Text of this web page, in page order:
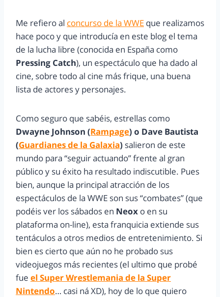
Me refiero al concurso de la WWE que realizamos
hace poco y que introducía en este blog el tema
de la lucha libre (conocida en España como
Pressing Catch), un espectáculo que ha dado al
cine, sobre todo al cine más frique, una buena
lista de actores y personajes.
Como seguro que sabéis, estrellas como
Dwayne Johnson (Rampage) o Dave Bautista
(Guardianes de la Galaxia) salieron de este
mundo para “seguir actuando” frente al gran
público y su éxito ha resultado indiscutible. Pues
bien, aunque la principal atracción de los
espectáculos de la WWE son sus “combates” (que
podéis ver los sábados en Neox o en su
plataforma on-line), esta franquicia extiende sus
tentáculos a otros medios de entretenimiento. Si
bien es cierto que aún no he probado sus
videojuegos más recientes (el ultimo que probé
fue el Super Wrestlemania de la Super
Nintendo… casi ná XD), hoy de lo que quiero